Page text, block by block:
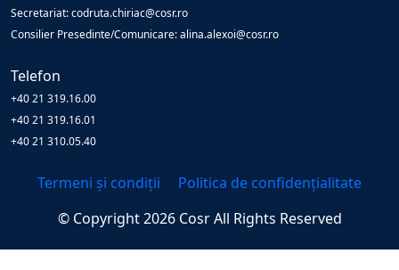
Secretariat: codruta.chiriac@cosr.ro
Consilier Presedinte/Comunicare: alina.alexoi@cosr.ro
Telefon
+40 21 319.16.00
+40 21 319.16.01
+40 21 310.05.40
Termeni și condiții
Politica de confidențialitate
© Copyright2026 CosrAll Rights Reserved